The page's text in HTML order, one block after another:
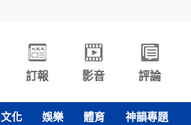
訂報 影音 評論
文化 娛樂 體育 神韻專題